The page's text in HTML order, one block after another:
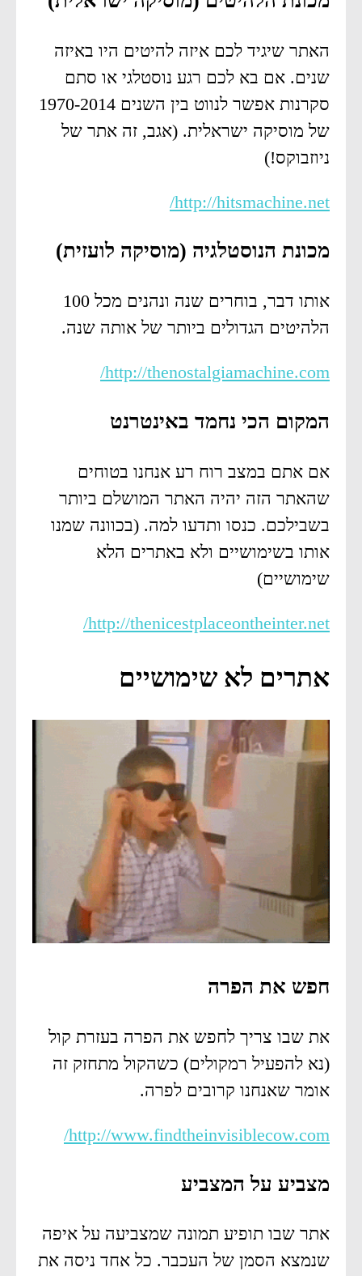
האתר שיגיד לכם איזה להיטים היו באיזה
שנים. אם בא לכם רגע נוסטלגי או סתם
סקרנות אפשר לנווט בין השנים 1970-2014
של מוסיקה ישראלית. (אגב, זה אתר של
ניוזבוקס!)
http://hitsmachine.net/
מכונת הנוסטלגיה (מוסיקה לועזית)
אותו דבר, בוחרים שנה ונהנים מכל 100
הלהיטים הגדולים ביותר של אותה שנה.
http://thenostalgiamachine.com/
המקום הכי נחמד באינטרנט
אם אתם במצב רוח רע אנחנו בטוחים
שהאתר הזה יהיה האתר המושלם ביותר
בשבילכם. כנסו ותדעו למה. (בכוונה שמנו
אותו בשימושיים ולא באתרים הלא
שימושיים)
http://thenicestplaceontheinter.net/
אתרים לא שימושיים
חפש את הפרה
את שבו צריך לחפש את הפרה בעזרת קול
(נא להפעיל רמקולים) כשהקול מתחזק זה
אומר שאנחנו קרובים לפרה.
http://www.findtheinvisiblecow.com/
מצביע על המצביע
אתר שבו תופיע תמונה שמצביעה על איפה
שנמצא הסמן של העכבר. כל אחד ניסה את